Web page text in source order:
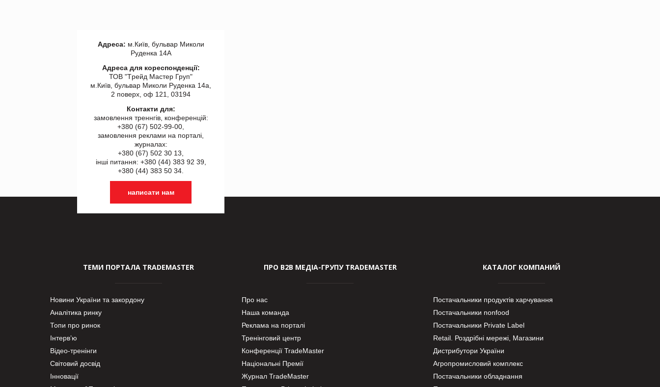
Адреса: м.Київ, бульвар Миколи
Руденка 14А
Адреса для кореспонденції:
ТОВ "Tрейд Мастер Груп"
м.Київ, бульвар Миколи Руденка 14а,
2 поверх, оф 121, 03194
Контакти для:
замовлення треннгів, конференцій:
+380 (67) 502-99-00,
замовлення реклами на порталі,
журналах:
+380 (67) 502 30 13,
інші питання: +380 (44) 383 92 39,
+380 (44) 383 50 34.
написати нам
ТЕМИ ПОРТАЛА TRADEMASTER
Новини України та закордону
Аналітика ринку
Топи про ринок
Інтерв’ю
Відео-тренінги
Світовий досвід
Інновації
ПРО В2В МЕДІА-ГРУПУ TRADEMASTER
Про нас
Наша команда
Реклама на порталі
Тренінговий центр
Конференції TradeMaster
Національні Премії
Журнал TradeMaster
КАТАЛОГ КОМПАНИЙ
Постачальники продуктів харчування
Постачальники nonfood
Постачальники Private Label
Retail. Роздрібні мережі, Магазини
Дистрибутори України
Агропромисловий комплекс
Постачальники обладнання